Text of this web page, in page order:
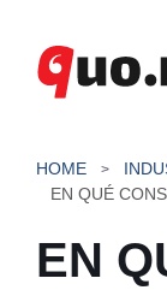
contenido
HOME
EN